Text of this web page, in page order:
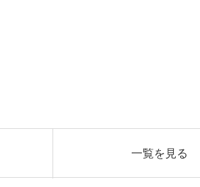
一覧を見る